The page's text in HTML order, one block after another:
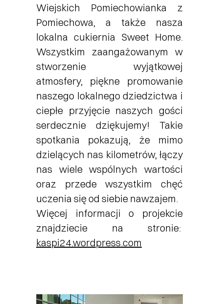
Wiejskich Pomiechowianka z
Pomiechowa, a także nasza
lokalna cukiernia Sweet Home.
Wszystkim zaangażowanym w
stworzenie wyjątkowej
atmosfery, piękne promowanie
naszego lokalnego dziedzictwa i
ciepłe przyjęcie naszych gości
serdecznie dziękujemy! Takie
spotkania pokazują, że mimo
dzielących nas kilometrów, łączy
nas wiele wspólnych wartości
oraz przede wszystkim chęć
uczenia się od siebie nawzajem.
Więcej informacji o projekcie
znajdziecie na stronie:
kaspi24.wordpress.com